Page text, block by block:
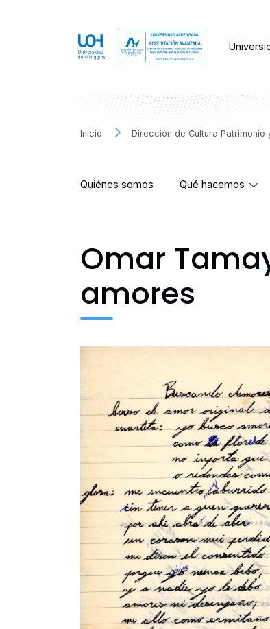
Inicio Dirección de Cultura Patrimonio
Quiénes somos Qué hacemos
Omar
amores